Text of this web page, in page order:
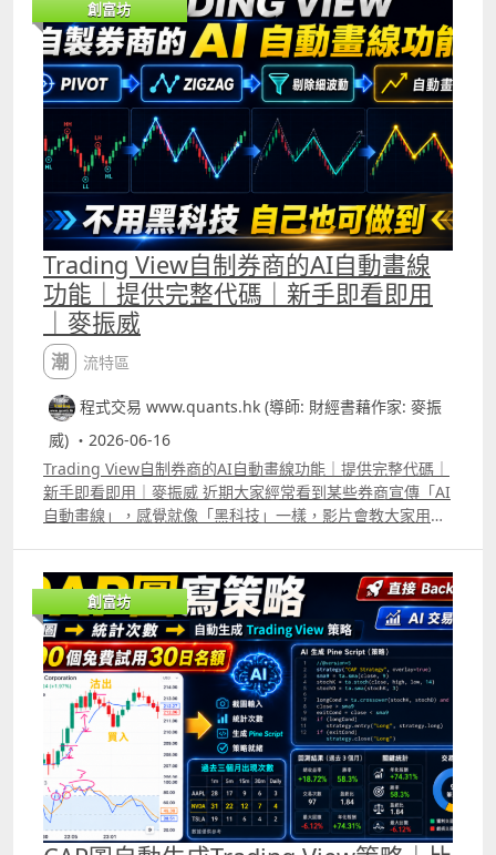
真正升至70或跌至30便會維持較長時間，讓使用者知道目前
處於強勁的升浪或跌浪中。而且Kalman RSI與普通RSI升至
70或跌至30的時間往往會不同，因為Kalman Filter的核心
原理就是「預測、比較、修正」，這令Kalman RSI比普通
RSI更準確。
市訊號出現，每日平均能獲利約1000蚊美金。 我們用
Trading View根據他公開的部份將策略寫出來，backtest結
果雖與他本人所指的有分別。但再用我們的AI agent 優化，
確實勝率可以超過九成。
創富坊
Trading View自制券商的AI自動畫線
功能｜提供完整代碼｜新手即看即用
｜麥振威
潮流特區
程式交易 www.quants.hk (導師: 財經書藉作家: 麥振
威) ・2026-06-16
Trading View自制券商的AI自動畫線功能｜提供完整代碼｜
新手即看即用｜麥振威 近期大家經常看到某些券商宣傳「AI
自動畫線」，感覺就像「黑科技」一樣，影片會教大家用
成。 完整代碼已放在留言區，大家可直接copy到Trading
View的pine editor便能使用，若配合real time data，就能
做到券商AI 自動畫線的功能，而且可以自行加其他的條件來
更改畫線準則。
創富坊